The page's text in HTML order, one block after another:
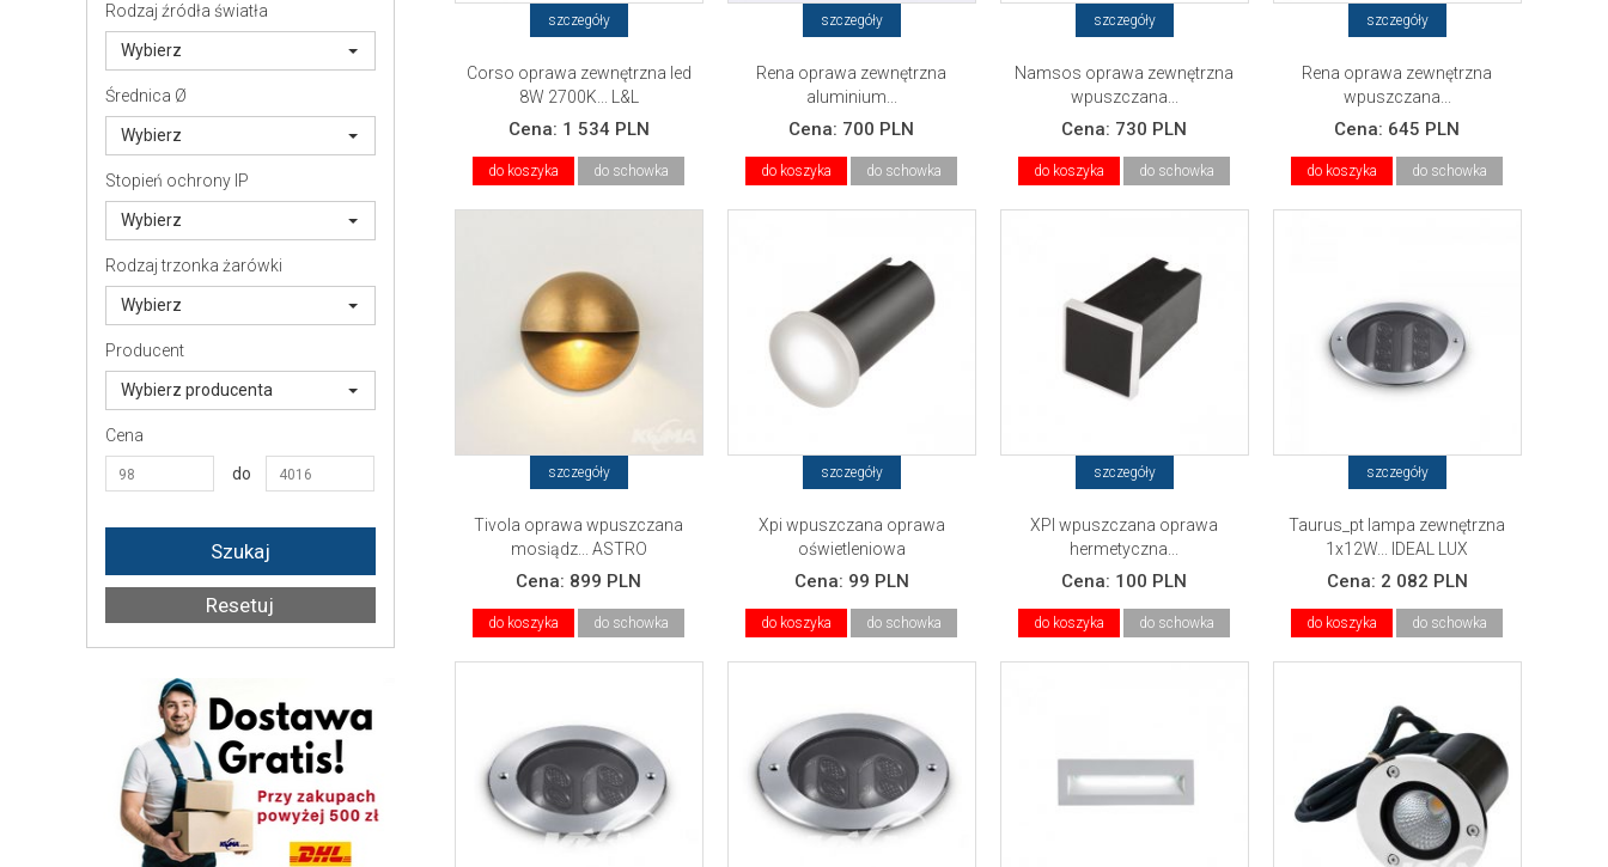
Rodzaj źródła światła
Wybierz
Średnica Ø
Wybierz
Stopień ochrony IP
Wybierz
Rodzaj trzonka żarówki
Wybierz
Producent
Wybierz producenta
Cena
do
szczegóły
Corso oprawa zewnętrzna led
8W 2700K... L&L
Cena: 1 534 PLN
do koszyka do schowka
szczegóły
Rena oprawa zewnętrzna
aluminium...
Cena: 700 PLN
do koszyka do schowka
szczegóły
Namsos oprawa zewnętrzna
wpuszczana...
Cena: 730 PLN
do koszyka do schowka
szczegóły
Rena oprawa zewnętrzna
wpuszczana...
Cena: 645 PLN
do koszyka do schowka
szczegóły
Tivola oprawa wpuszczana
mosiądz... ASTRO
Cena: 899 PLN
do koszyka do schowka
szczegóły
Xpi wpuszczana oprawa
oświetleniowa
Cena: 99 PLN
do koszyka do schowka
szczegóły
XPI wpuszczana oprawa
hermetyczna...
Cena: 100 PLN
do koszyka do schowka
szczegóły
Taurus_pt lampa zewnętrzna
1x12W... IDEAL LUX
Cena: 2 082 PLN
do koszyka do schowka